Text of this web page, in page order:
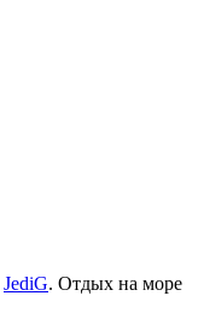
JediG. Отдых на море